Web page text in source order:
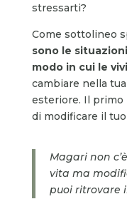
stressarti?
Come sottolineo
sono le
modo in cui le vivi
cambiare nella
esteriore. Il primo
di modificare il
Magari non
vita ma
puoi ritrovare